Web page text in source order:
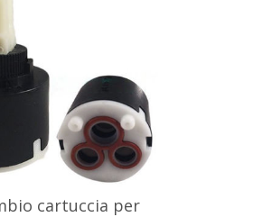
cartuccia per